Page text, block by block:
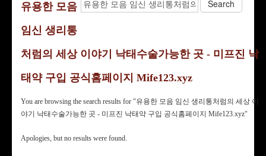
유용한 모음
임신 생리통
처럼의 세상 이야기 낙태수술가능한 곳 - 미프진 낙
태약 구입 공식홈페이지 Mife123.xyz
You are browsing the search results for "유용한 모음 임신 생리통처럼의 세상 이
야기 낙태수술가능한 곳 - 미프진 낙태약 구입 공식홈페이지 Mife123.xyz"
Apologies, but no results were found.